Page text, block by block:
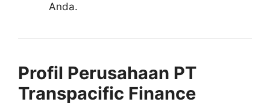
Anda.
Profil Perusahaan PT
Transpacific Finance